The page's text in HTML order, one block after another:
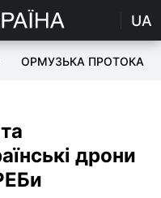
UA
ОРМУЗЬКА ПРОТОКА
дрони